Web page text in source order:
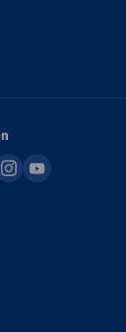
instagram
youtube